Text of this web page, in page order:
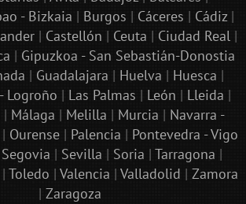
- Bizkaia | Burgos | Cáceres | Cádiz|
| Castellón | Ceuta | Ciudad Real|
| Gipuzkoa - San Sebastián-Donostia
| Guadalajara | Huelva | Huesca |
Logroño | Las Palmas | León | Lleida |
| Málaga | Melilla | Murcia | Navarra -
| Ourense | Palencia | Pontevedra - Vigo
Segovia | Sevilla | Soria | Tarragona |
Toledo | Valencia | Valladolid | Zamora
| Zaragoza